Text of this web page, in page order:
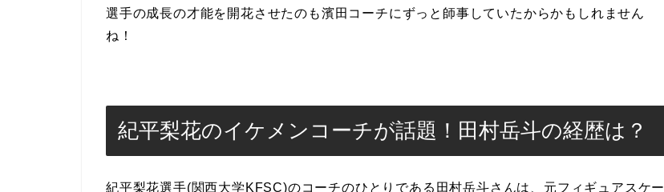
選手の成長の才能を開花させたのも濱田コーチにずっと師事していたからかもしれません
ね！
紀平梨花のイケメンコーチが話題！田村岳斗の経歴は？
紀平梨花選手(関西大学KFSC)のコーチのひとりである田村岳斗さんは、元フィギュアスケー